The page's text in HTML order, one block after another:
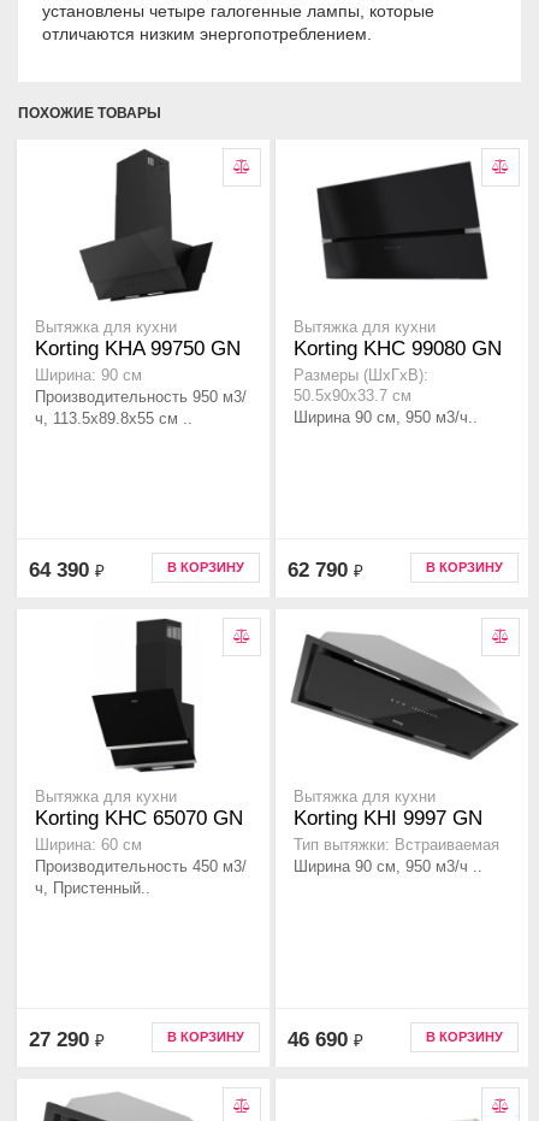
установлены четыре галогенные лампы, которые
отличаются низким энергопотреблением.
ПОХОЖИЕ ТОВАРЫ
Вытяжка для кухни
Korting KHA 99750 GN
Ширина: 90 см
Производительность 950 м3/
ч, 113.5x89.8x55 см ..
64 390 ₽ В КОРЗИНУ
Вытяжка для кухни
Korting KHC 99080 GN
Размеры (ШхГхВ):
50.5x90x33.7 см
Ширина 90 см, 950 м3/ч..
62 790 ₽ В КОРЗИНУ
Вытяжка для кухни
Korting KHC 65070 GN
Ширина: 60 см
Производительность 450 м3/
ч, Пристенный..
27 290 ₽ В КОРЗИНУ
Вытяжка для кухни
Korting KHI 9997 GN
Тип вытяжки: Встраиваемая
Ширина 90 см, 950 м3/ч ..
46 690 ₽ В КОРЗИНУ